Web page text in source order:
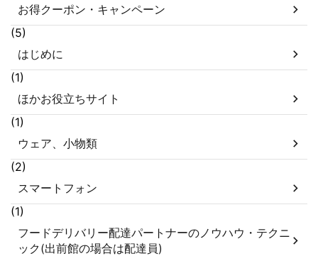
お得クーポン・キャンペーン
(5)
はじめに
(1)
ほかお役立ちサイト
(1)
ウェア、小物類
(2)
スマートフォン
(1)
フードデリバリー配達パートナーのノウハウ・テクニ
ック(出前館の場合は配達員)